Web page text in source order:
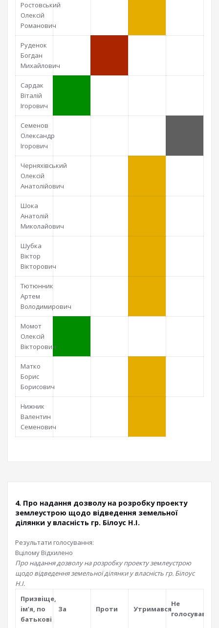
Ростовський
Олексій
Романович
Руденок
Богдан
Михайлович
Сардак
Віталій
Ігорович
Семенов
Олександр
Ігорович
Черняхівський
Олексій
Анатолійович
Шока
Анатолій
Миколайович
Шубка
Віктор
Вікторович
Тютюнник
Артем
Володимирович
Момот
Олексій
Вікторович
Матко
Борис
Борисович
Нижник
Валентин
Семенович
4. Про надання дозволу на розробку проекту
землеустрою щодо відведення земельної
ділянки у власність гр. Білоус Н.І.
Результати голосування:
Вцілому Відхилено
Про надання дозволу на розробку проекту землеустрою
щодо відведення земельної ділянки у власність гр. Білоус
Н.І.
Призвiще,
iм’я, по
батьковi
За Проти Утримався
Не
голосував